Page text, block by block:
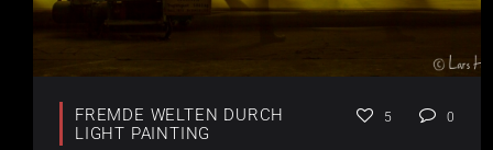
FREMDE WELTEN DURCH
LIGHT PAINTING
5 0